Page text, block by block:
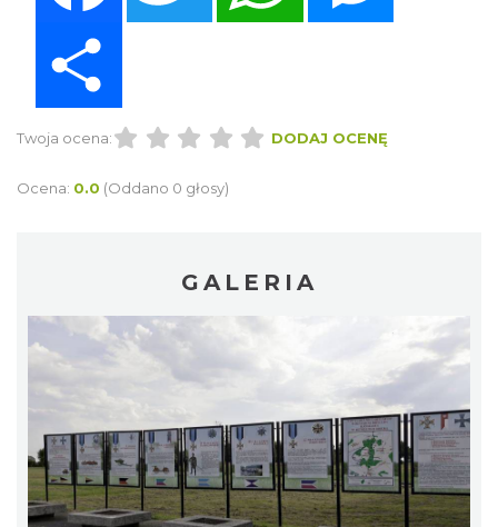
Twoja ocena: DODAJ OCENĘ
Ocena: 0.0 (Oddano 0 głosy)
GALERIA